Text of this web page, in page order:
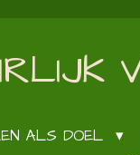
ALS DOEL